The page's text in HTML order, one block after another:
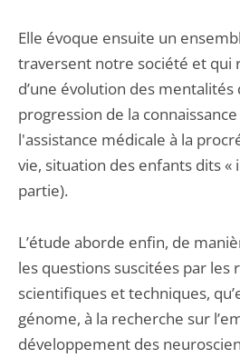
Elle évoque ensuite un
traversent notre société et qui
d’une évolution des mentalités
progression de la
l'assistance médicale à la
vie, situation des enfants dits «
partie).
L’étude aborde enfin, de
les questions suscitées par les
scientifiques et techniques,
génome, à la recherche sur
développement des